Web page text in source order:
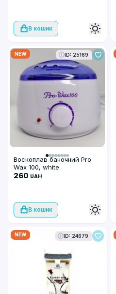
В кошик
NEW ID: 25169
Воскоплав баночний Pro
Wax 100, white
260 UAH
В кошик
NEW ID: 24679